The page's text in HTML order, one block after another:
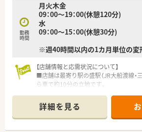
勤務
時間
月火木金
09：00～19：00(休憩120分)
水
09：00～15：00(休憩30分)
※週40時間以内の1カ月単位の変
【店舗情報と応需状況について】
■店舗は最寄り駅の盛駅（JR大船渡線・
ら車で約10分の立地です。
均約79枚応需しております。
■薬剤師は常勤4名（男女比2:2）、事務3
年齢は41歳です。
詳細を見る